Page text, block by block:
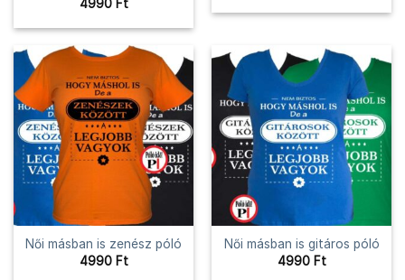
4990 Ft
Női másban is zenész póló
4990 Ft
Női másban is gitáros póló
4990 Ft